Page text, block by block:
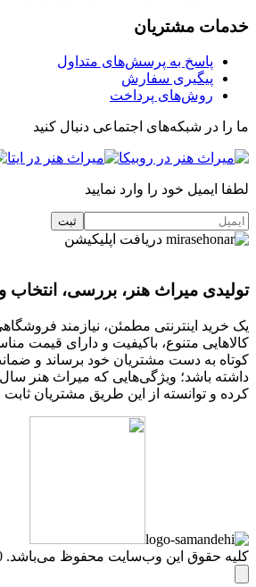
خدمات مشتریان
پاسخ به پرسش‌های متداول
پیگیری سفارش
روش‌های پرداخت
ما را در شبکه‌های اجتماعی دنبال کنید
لطفا ایمیل خود را وارد نمایید
دریافت اپلیکیشن
تولیدی میراث هنر، بررسی، انتخاب و
یک خرید اینترنتی مطمئن، نیازمند
کالاهایی متنوع، باکیفیت و دارای قیمت
کوتاه به دست مشتریان خود برساند و
داشته باشد؛ ویژگی‌هایی که میراث هنر
کرده و توانسته از این طریق مشتریان ثابت
کلیه حقوق این وب‌سایت محفوظ می‌باشد. 2000-2026